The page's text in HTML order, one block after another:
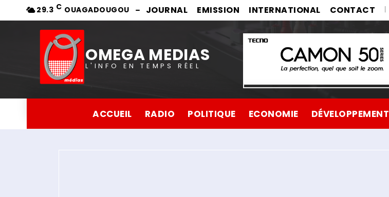
29.3 C OUAGADOUGOU JOURNAL EMISSION INTERNATIONAL CONTACT
OMEGA MEDIAS
L'INFO EN TEMPS RÉEL
ACCUEIL RADIO POLITIQUE ECONOMIE DÉVELOPPEMENT